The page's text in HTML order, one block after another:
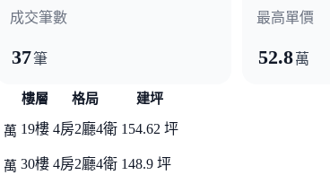
成交筆數
37筆
最高單價
52.8萬
樓層 格局 建坪
萬 19樓 4房2廳4衛 154.62 坪
萬 30樓 4房2廳4衛 148.9 坪